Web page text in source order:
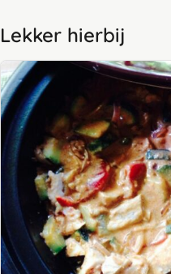
Lekker hierbij